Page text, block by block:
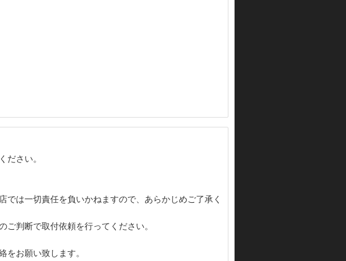
ださい。
では一切責任を負いかねますので、あらかじめご了承く
判断で取付依頼を行ってください。
をお願い致します。